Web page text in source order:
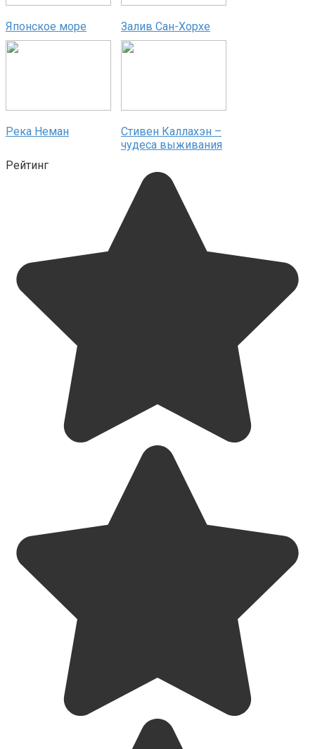
Японское море Залив Сан-Хорхе
Река Неман
Стивен Каллахэн –
чудеса выживания
Рейтинг